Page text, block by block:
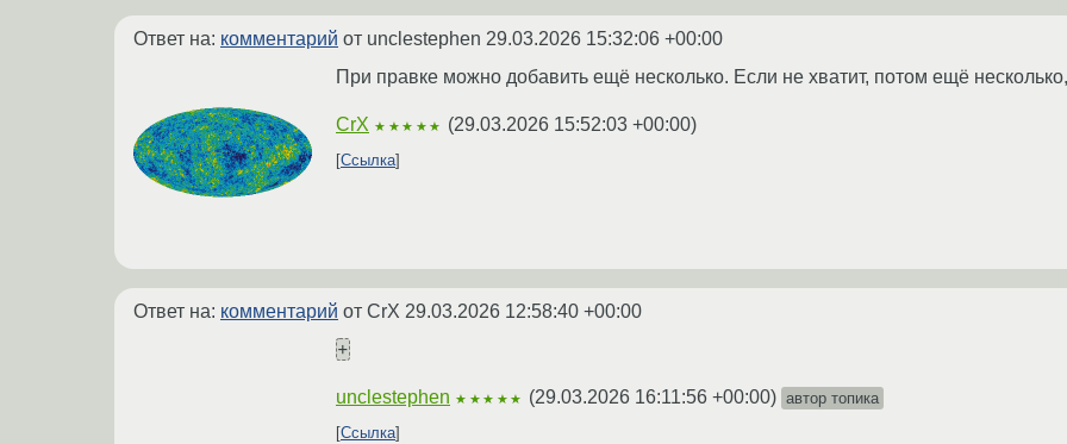
Ответ на: комментарий от unclestephen 29.03.2026 15:32:06 +00:00
При правке можно добавить ещё несколько. Если не хватит, потом ещё несколько,
CrX ★★★★★ (29.03.2026 15:52:03 +00:00)
Ссылка
Ответ на: комментарий от CrX 29.03.2026 12:58:40 +00:00
+
unclestephen ★★★★★ (29.03.2026 16:11:56 +00:00) автор топика
Ссылка